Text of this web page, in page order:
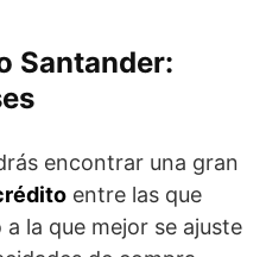
Santander:
encontrar una gran
entre las que
la que mejor se ajuste